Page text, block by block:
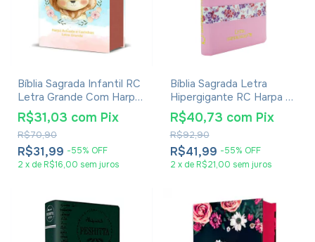
Bíblia Sagrada Infantil RC
Letra Grande Com Harpa
Avivada E Corinhos Capa
Dura Pequena Leão
Aquarela
R$31,99 -55% OFF
R$70,90
R$31,03 com Pix
2 x de R$16,00 sem juros
Bíblia Sagrada Letra
Hipergigante RC Harpa E
Corinhos Capa Zíper
Rosa Claro
R$41,99 -55% OFF
R$92,90
R$40,73 com Pix
2 x de R$21,00 sem juros